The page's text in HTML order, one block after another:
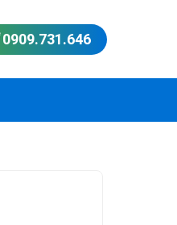
0909.731.646